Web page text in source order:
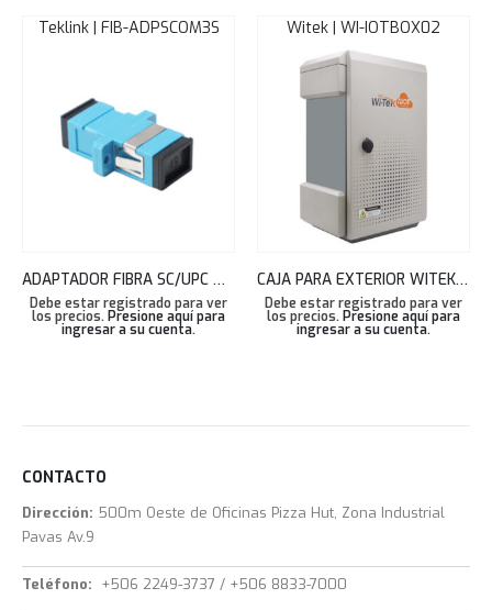
Teklink | FIB-ADPSCOM3S
ADAPTADOR FIBRA SC/UPC MM OM3 SIMPLEX COLOR TURQUESA TEKLINK
Debe estar registrado para ver
los precios. Presione aquí para
ingresar a su cuenta.
Witek | WI-IOTBOX02
CAJA PARA EXTERIOR WITEK SMART IOT BOX(02) 40X60X25CM WI-IOTBOX02
Debe estar registrado para ver
los precios. Presione aquí para
ingresar a su cuenta.
CONTACTO
Dirección: 500m Oeste de Oficinas Pizza Hut, Zona Industrial
Pavas Av.9
Teléfono: +506 2249-3737 / +506 8833-7000